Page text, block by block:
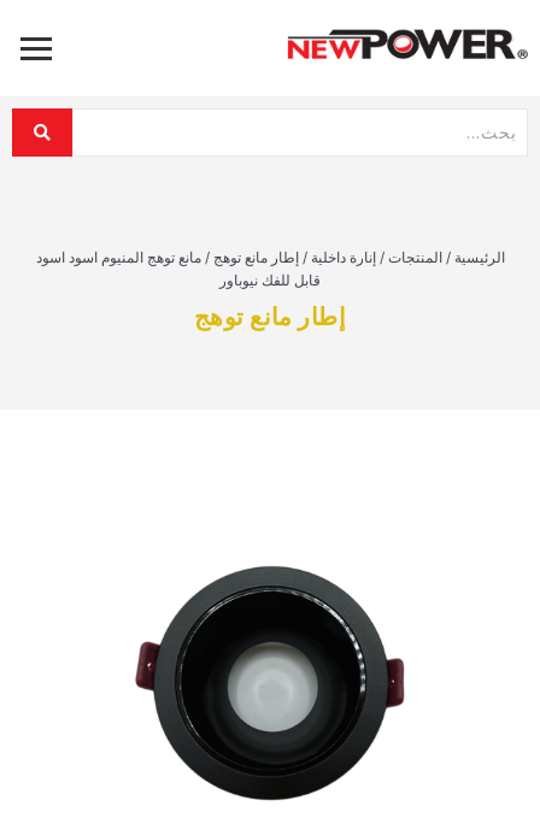
الرئيسية / المنتجات / إنارة داخلية / إطار مانع توهج / مانع توهج المنيوم اسود اسود
قابل للفك نيوباور
إطار مانع توهج